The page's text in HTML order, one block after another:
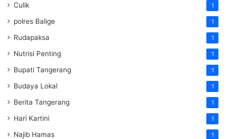
Culik 1
polres Balige 1
Rudapaksa 1
Nutrisi Penting 1
Bupati Tangerang 1
Budaya Lokal 1
Berita Tangerang 1
Hari Kartini 1
Najib Hamas 1